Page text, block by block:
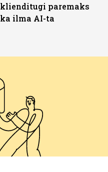
klienditugi paremaks
ka ilma AI-ta